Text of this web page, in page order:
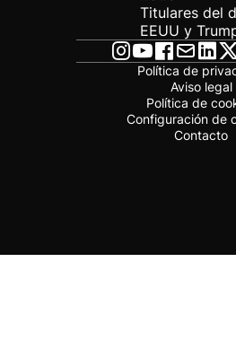
Titulares del
EEUU y
Política de
Aviso legal
Política de
Configuración de
Contacto